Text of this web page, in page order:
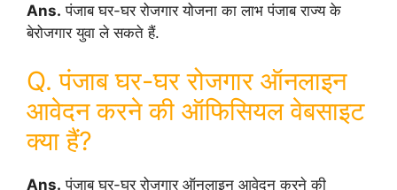
Ans. पंजाब घर-घर रोजगार योजना का लाभ पंजाब राज्य के
बेरोजगार युवा ले सकते हैं.
Q. पंजाब घर-घर रोजगार ऑनलाइन
आवेदन करने की ऑफिसियल वेबसाइट
क्या हैं?
Ans. पंजाब घर-घर रोजगार ऑनलाइन आवेदन करने की